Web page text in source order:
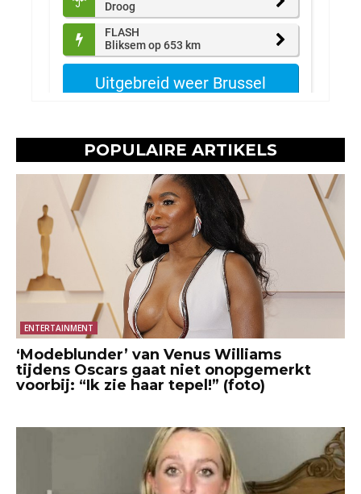
POPULAIRE ARTIKELS
ENTERTAINMENT
‘Modeblunder’ van Venus Williams
tijdens Oscars gaat niet onopgemerkt
voorbij: “Ik zie haar tepel!” (foto)